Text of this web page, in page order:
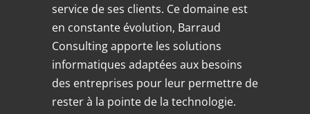
service de ses clients. Ce domaine est
en constante évolution, Barraud
Consulting apporte les solutions
informatiques adaptées aux besoins
des entreprises pour leur permettre de
rester à la pointe de la technologie.